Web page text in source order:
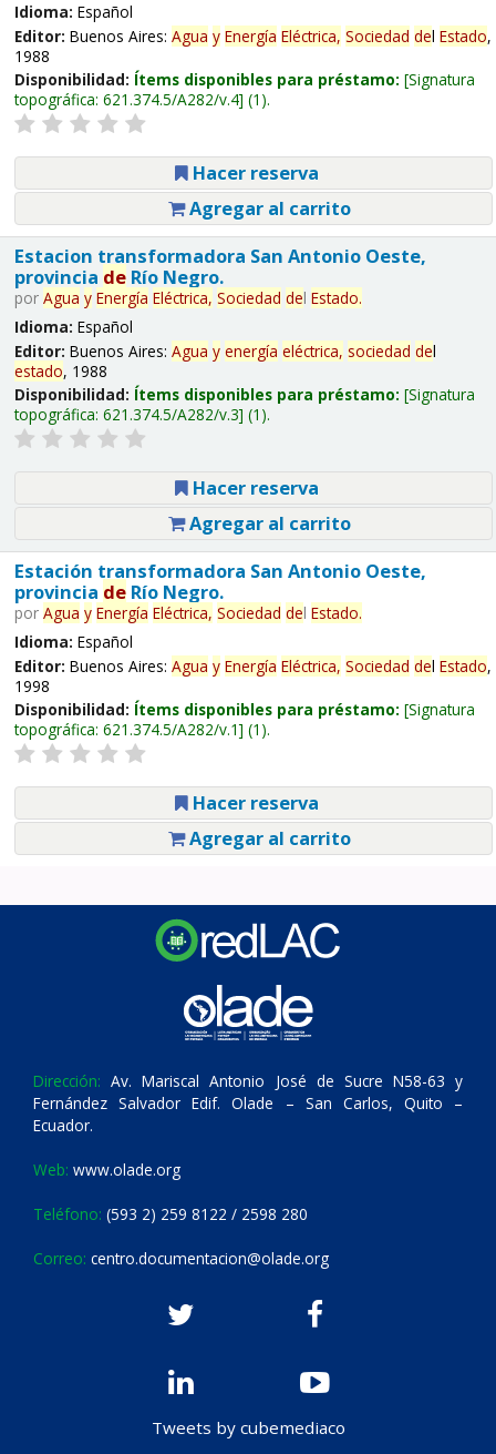
Idioma: Español
Editor: Buenos Aires: Agua y Energía Eléctrica, Sociedad del Estado,
1988
Disponibilidad: Ítems disponibles para préstamo: Signatura
topográfica: 621.374.5/A282/v.4 (1).
Hacer reserva
Agregar al carrito
Estacion transformadora San Antonio Oeste,
provincia deRío Negro.
por Agua y Energía Eléctrica, Sociedad del Estado.
Idioma: Español
Editor: Buenos Aires: Agua y energía eléctrica, sociedad del
estado, 1988
Disponibilidad: Ítems disponibles para préstamo: Signatura
topográfica: 621.374.5/A282/v.3 (1).
Hacer reserva
Agregar al carrito
Estación transformadora San Antonio Oeste,
provincia deRío Negro.
por Agua y Energía Eléctrica, Sociedad del Estado.
Idioma: Español
Editor: Buenos Aires: Agua y Energía Eléctrica, Sociedad del Estado,
1998
Disponibilidad: Ítems disponibles para préstamo: Signatura
topográfica: 621.374.5/A282/v.1 (1).
Hacer reserva
Agregar al carrito
Dirección: Av. Mariscal Antonio José de Sucre N58-63 y
Fernández Salvador Edif. Olade – San Carlos, Quito –
Ecuador.
Web: www.olade.org
Teléfono: (593 2) 259 8122 / 2598 280
Correo: centro.documentacion@olade.org
Tweets by cubemediaco